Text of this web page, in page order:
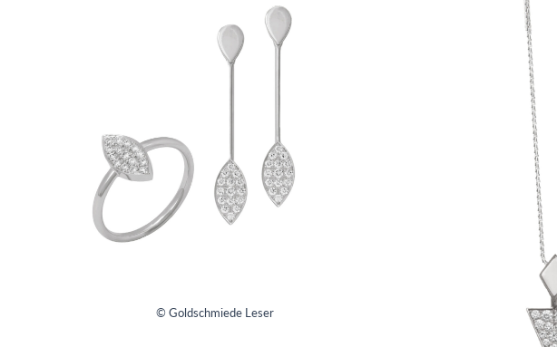
© Goldschmiede Leser